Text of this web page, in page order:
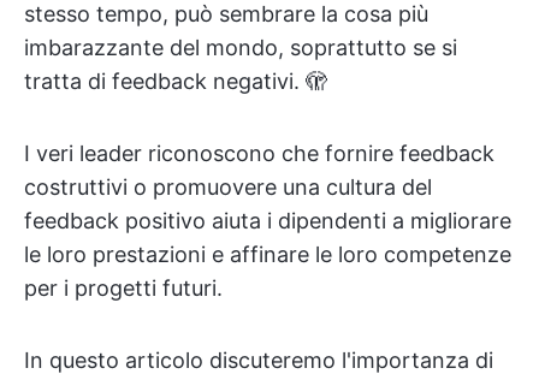
stesso tempo, può sembrare la cosa più
imbarazzante del mondo, soprattutto se si
tratta di feedback negativi. 🫣
I veri leader riconoscono che fornire feedback
costruttivi o promuovere una cultura del
feedback positivo aiuta i dipendenti a migliorare
le loro prestazioni e affinare le loro competenze
per i progetti futuri.
In questo articolo discuteremo l'importanza di